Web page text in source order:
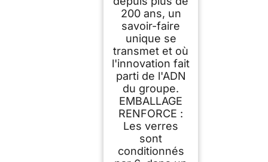
200 ans, un
savoir-faire
unique se
transmet et où
l'innovation fait
parti de l'ADN
du groupe.
EMBALLAGE
RENFORCE :
Les verres
sont
conditionnés